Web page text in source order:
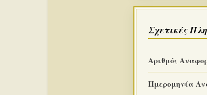
Σχετικές
Αριθμός
Ημερομηνία